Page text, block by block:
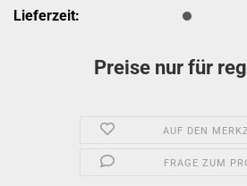
Lieferzeit:
Preise nur für
AUF DEN
FRAGE ZUM